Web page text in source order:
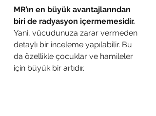
MR’ın en büyük avantajlarından
biri de radyasyon içermemesidir.
Yani, vücudunuza zarar vermeden
detaylı bir inceleme yapılabilir. Bu
da özellikle çocuklar ve hamileler
için büyük bir artıdır.